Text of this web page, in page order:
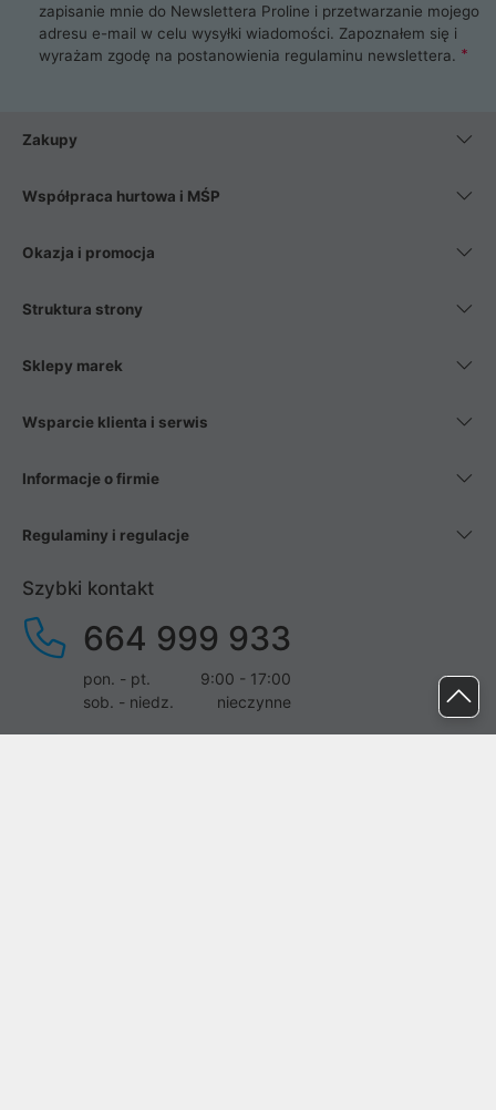
zapisanie mnie do Newslettera Proline i przetwarzanie mojego
adresu e-mail w celu wysyłki wiadomości. Zapoznałem się i
wyrażam zgodę na postanowienia regulaminu newslettera.
Zakupy
Współpraca hurtowa i MŚP
Okazja i promocja
Struktura strony
Sklepy marek
Wsparcie klienta i serwis
Informacje o firmie
Regulaminy i regulacje
Szybki kontakt
664 999 933
pon. - pt.
9:00 - 17:00
sob. - niedz.
nieczynne